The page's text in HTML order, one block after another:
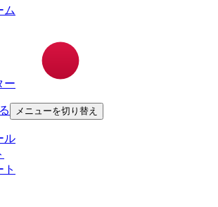
ム
ー
メニューを切り替え
ル